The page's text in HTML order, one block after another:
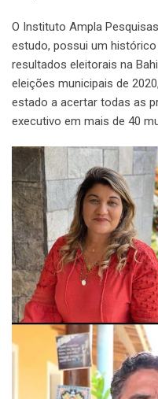
O Instituto Ampla
estudo, possui um
resultados eleitorais na
eleições municipais de
estado a acertar todas as
executivo em mais de 40